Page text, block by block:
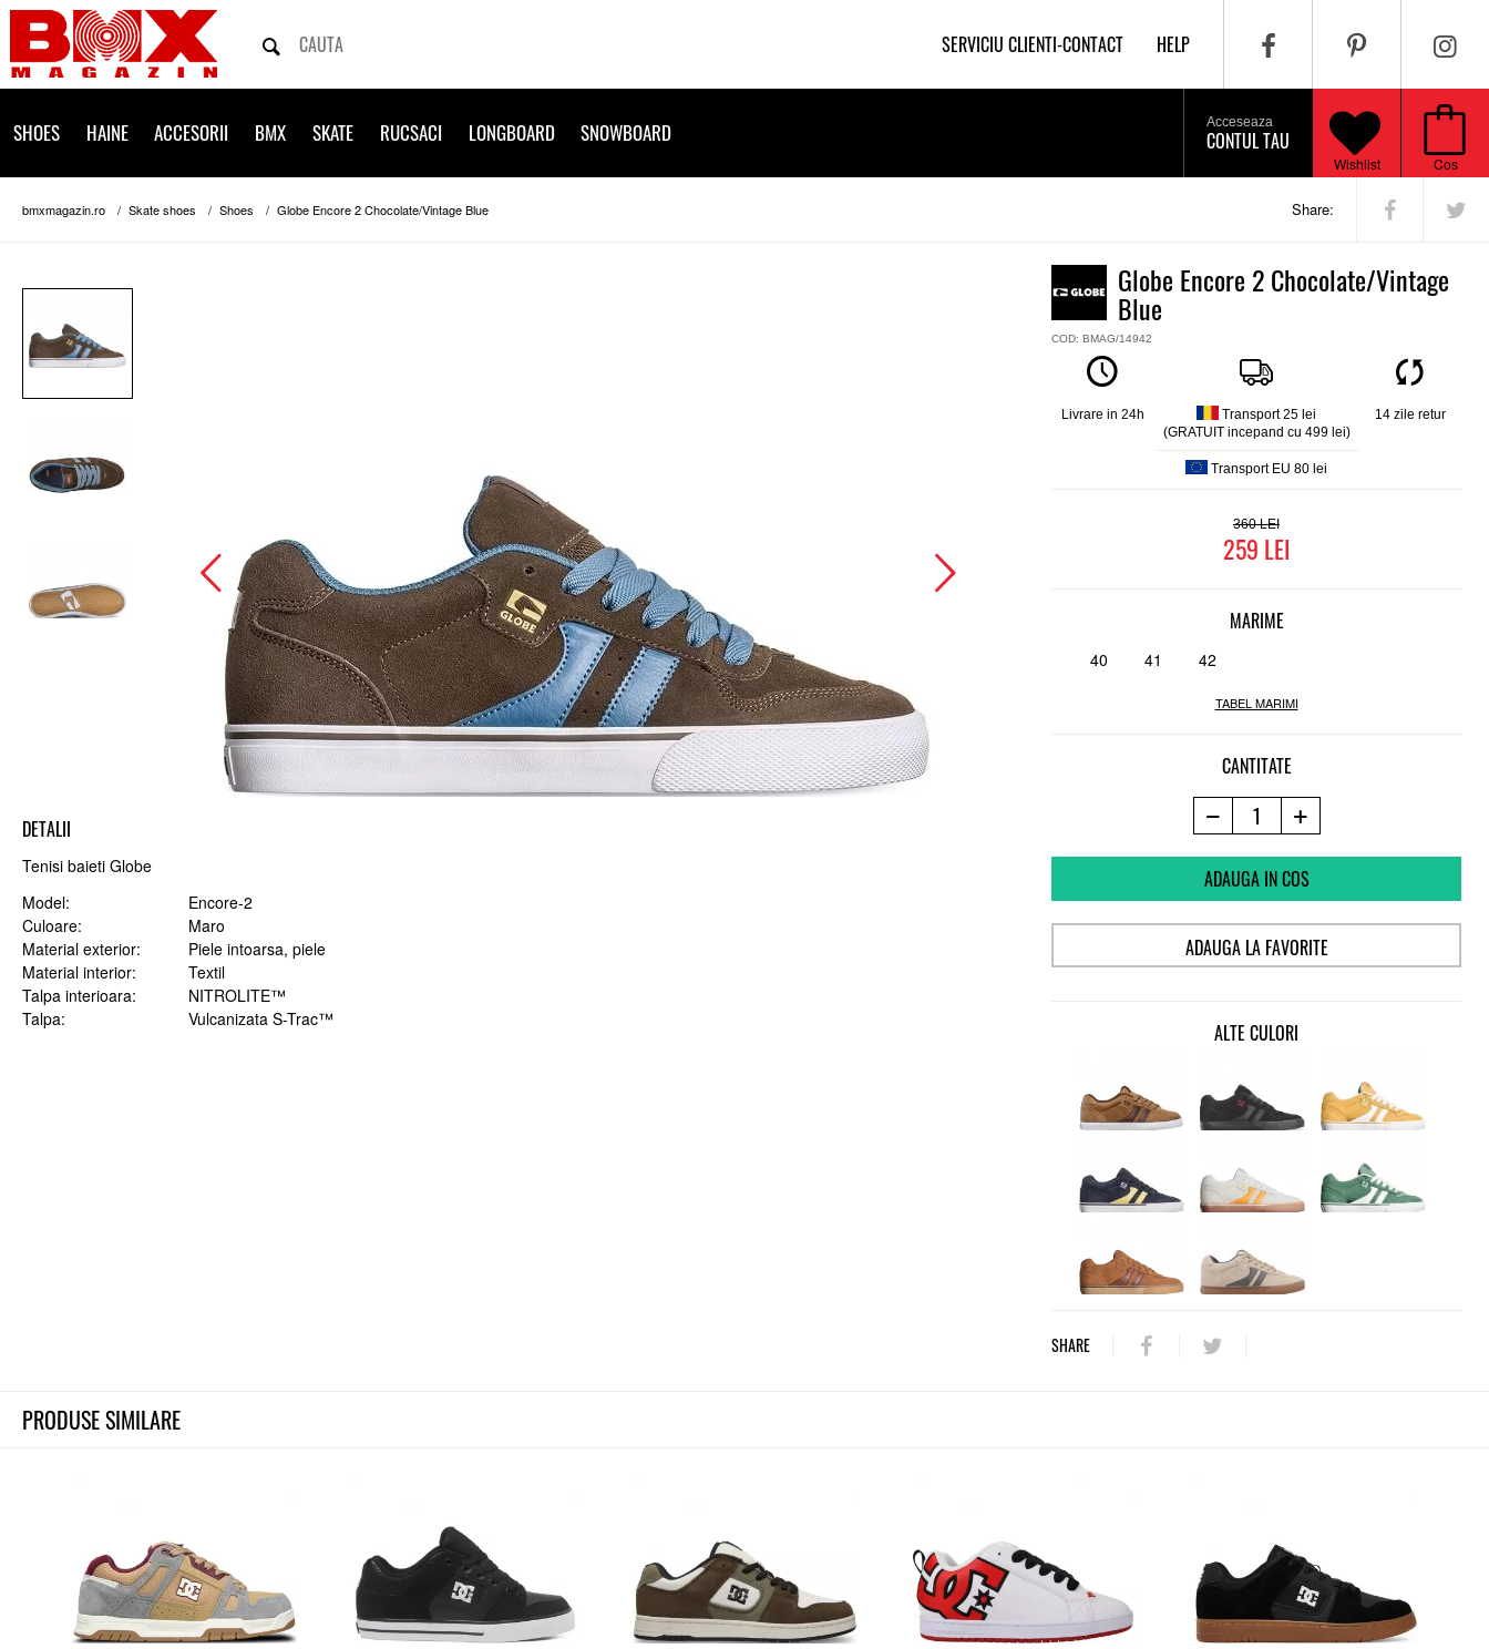
SERVICIU CLIENTI-CONTACT HELP
Cos
Wishlist
Acceseaza
CONTUL TAU
SHOES HAINE ACCESORII BMX SKATE RUCSACI LONGBOARD SNOWBOARD
Share:
bmxmagazin.ro Skate shoes Shoes Globe Encore 2 Chocolate/Vintage Blue
DETALII
Tenisi baieti Globe
Model
Encore-2
Culoare
Maro
Material exterior
Piele intoarsa, piele
Material interior
Textil
Talpa interioara
NITROLITE™
Talpa
Vulcanizata S-Trac™
Globe Encore 2 Chocolate/Vintage
Blue
COD: BMAG/14942
Livrare in 24h
Transport 25 lei
(GRATUIT incepand cu 499 lei)
Transport EU 80 lei
14 zile retur
360
259
MARIME
40 41 42
TABEL MARIMI
CANTITATE
ADAUGA IN COS
ADAUGA LA FAVORITE
ALTE CULORI
SHARE
PRODUSE SIMILARE